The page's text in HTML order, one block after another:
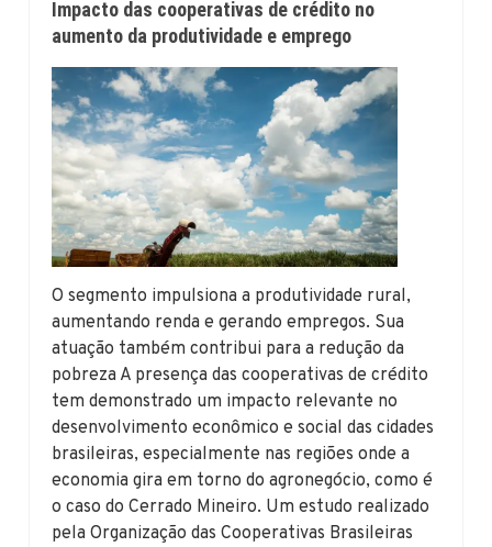
Impacto das cooperativas de crédito no
aumento da produtividade e emprego
O segmento impulsiona a produtividade rural,
aumentando renda e gerando empregos. Sua
atuação também contribui para a redução da
pobreza A presença das cooperativas de crédito
tem demonstrado um impacto relevante no
desenvolvimento econômico e social das cidades
brasileiras, especialmente nas regiões onde a
economia gira em torno do agronegócio, como é
o caso do Cerrado Mineiro. Um estudo realizado
pela Organização das Cooperativas Brasileiras